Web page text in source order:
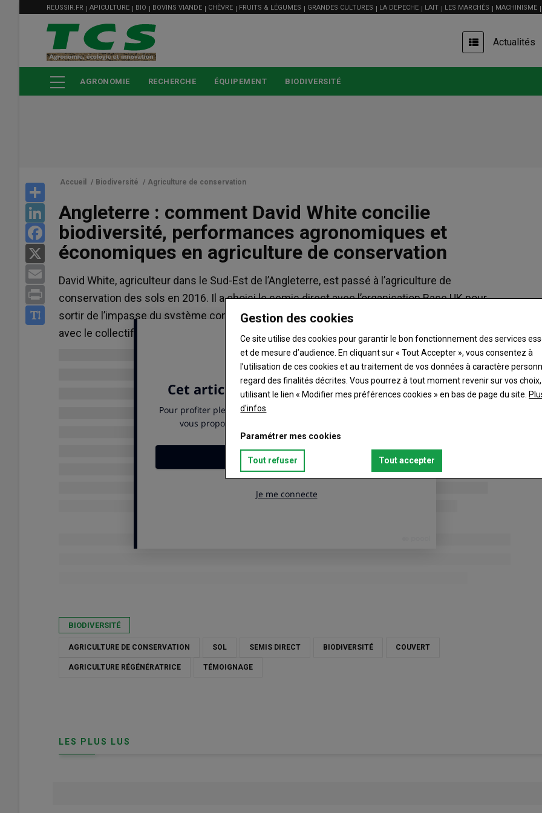
contenu
MENU
FILIÈRE
REUSSIR.FR APICULTURE BIO BOVINS VIANDE CHÈVRE FRUITS & LÉGUMES GRANDES CULTURES LA DEPECHE LAIT LES MARCHÉS MACHINISME
Actualités
AGRONOMIE RECHERCHE ÉQUIPEMENT BIODIVERSITÉ
LinkedIn
Facebook
Print
Accueil / Biodiversité / Agriculture de conservation
Angleterre : comment David White concilie
biodiversité, performances agronomiques et
économiques en agriculture de conservation
David White, agriculteur dans le Sud-Est de l’Angleterre, est passé à l’agriculture de
conservation des sols en 2016. Il a choisi le semis direct avec l’organisation Base UK pour
sortir de l’impasse du système conventionnel. Depuis peu, il ajoute la dimension biodiversité
avec le collectif Wildfarmed.
BIODIVERSITÉ
AGRICULTURE DE CONSERVATION SOL SEMIS DIRECT BIODIVERSITÉ COUVERT
AGRICULTURE RÉGÉNÉRATRICE TÉMOIGNAGE
LES PLUS LUS
Gestion des cookies
Ce site utilise des cookies pour garantir le bon fonctionnement des services
et de mesure d’audience. En cliquant sur « Tout Accepter », vous consentez à
l’utilisation de ces cookies et au traitement de vos données à caractère
regard des finalités décrites. Vous pourrez à tout moment revenir sur vos
utilisant le lien « Modifier mes préférences cookies » en bas de page du site.
d'infos
Paramétrer mes cookies
Tout refuser Tout accepter